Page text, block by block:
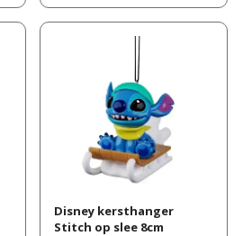
Disney kersthanger
Stitch op slee 8cm